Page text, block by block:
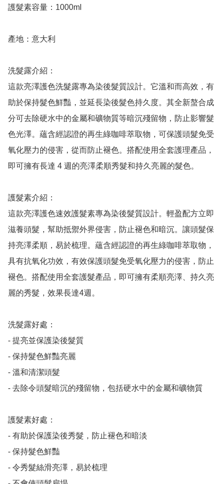
護髮素容量：1000ml
產地：意大利
洗髮露介紹：
這款亮澤護色洗髮露專為染後髮質設計。它溫和而高效，有
助於保持髮色鮮豔，並延長染後髮色持久度。其全新螯合成
分可去除硬水中的金屬和礦物質等暗沉殘留物，防止影響髮
色光澤。蘊含經認證的再生綠咖啡萃取物，可保護頭髮免受
氧化壓力的侵害，從而防止褪色。搭配使用全套護理產品，
即可擁有長達 4 週的亮澤柔順秀髮和持久亮麗的髮色。
護髮素介紹：
這款亮澤護色速效護髮素專為染後髮質設計。輕盈配方立即
滋養頭髮，幫助抵禦外界侵害，防止褪色和暗沉。讓頭髮保
持亮澤柔順，易於梳理。蘊含經認證的再生綠咖啡萃取物，
具有抗氧化功效，有效保護頭髮免受氧化壓力的侵害，防止
褪色。搭配使用全套護髮產品，即可擁有柔順亮澤、持久亮
麗的秀髮，效果長達4週。
洗髮露好處：
- 提亮並保護染後髮質
- 保持髮色鮮豔亮麗
- 溫和清潔頭髮
- 去除令頭髮暗沉的殘留物，包括硬水中的金屬和礦物質
護髮素好處：
- 有助於保護染後秀髮，防止褪色和暗淡
- 保持髮色鮮豔
- 令秀髮絲滑亮澤，易於梳理